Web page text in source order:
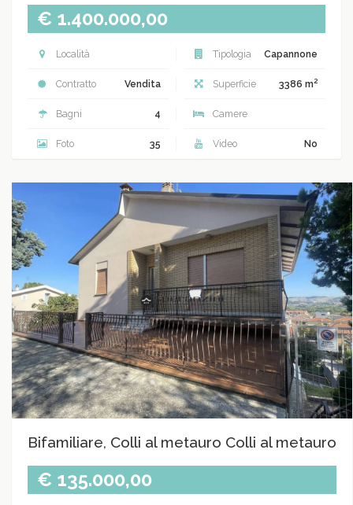
€ 1.400.000,00
Località Tipologia Capannone
Contratto Vendita Superficie 3386 m2
Bagni 4 Camere
Foto 35 Video No
Bifamiliare, Colli al metauro Colli al metauro
€ 135.000,00